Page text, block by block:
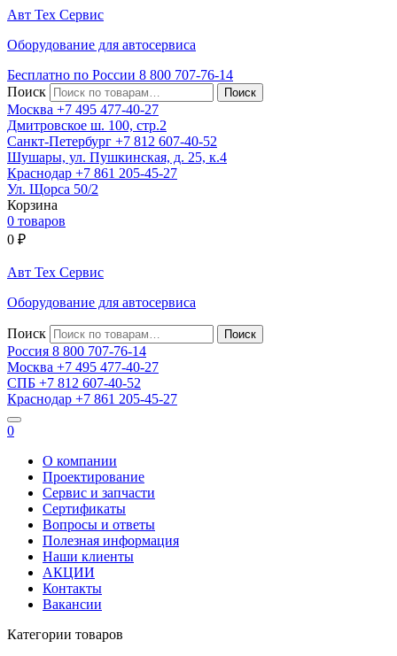
Авт Тех Сервис
Оборудование для автосервиса
Бесплатно по России 8 800 707-76-14
Поиск
Москва +7 495 477-40-27
Дмитровское ш. 100, стр.2
Санкт-Петербург +7 812 607-40-52
Шушары, ул. Пушкинская, д. 25, к.4
Краснодар +7 861 205-45-27
Ул. Щорса 50/2
Корзина
0 товаров
0 ₽
Авт Тех Сервис
Оборудование для автосервиса
Поиск
Россия 8 800 707-76-14
Москва +7 495 477-40-27
СПБ +7 812 607-40-52
Краснодар +7 861 205-45-27
0
О компании
Проектирование
Сервис и запчасти
Сертификаты
Вопросы и ответы
Полезная информация
Наши клиенты
АКЦИИ
Контакты
Вакансии
Категории товаров